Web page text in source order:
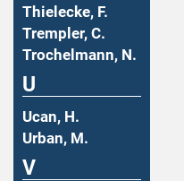
Thielecke, F.
Trempler, C.
Trochelmann, N.
U
Ucan, H.
Urban, M.
V